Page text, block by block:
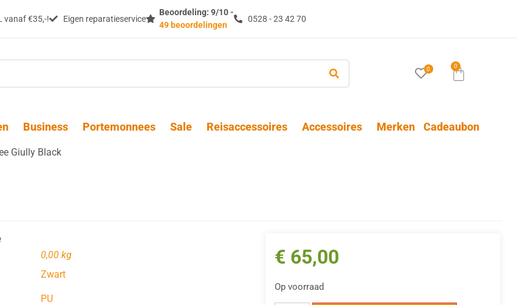
vanaf €35,-! Eigen reparatieservice
Beoordeling: 9/10 -
49 beoordelingen
0528 - 23 42 70
0 0
Business Portemonnees Sale Reisaccessoires Accessoires Merken Cadeaubon
Giully Black
0,00 kg
Zwart
PU
€ 65,00
Op voorraad